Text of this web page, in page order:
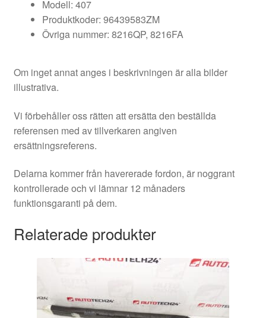
Modell: 407
Produktkoder: 96439583ZM
Övriga nummer: 8216QP, 8216FA
Om inget annat anges i beskrivningen är alla bilder
illustrativa.
Vi förbehåller oss rätten att ersätta den beställda
referensen med av tillverkaren angiven
ersättningsreferens.
Delarna kommer från havererade fordon, är noggrant
kontrollerade och vi lämnar 12 månaders
funktionsgaranti på dem.
Relaterade produkter